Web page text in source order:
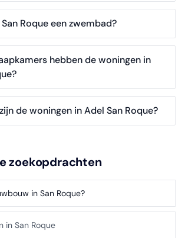
Roque een zwembad?
hebben de woningen in
de woningen in Adel San Roque?
zoekopdrachten
in San Roque?
in San Roque